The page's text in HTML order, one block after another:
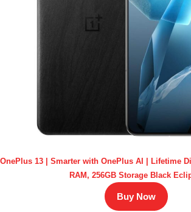
OnePlus 13 | Smarter with OnePlus AI | Lifetime
RAM, 256GB Storage Black
Buy Now